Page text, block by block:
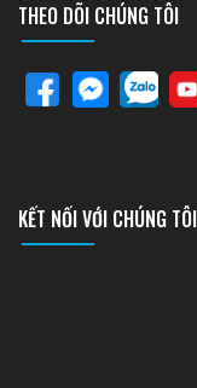
THEO DÕI CHÚNG TÔI
KẾT NỐI VỚI CHÚNG TÔI